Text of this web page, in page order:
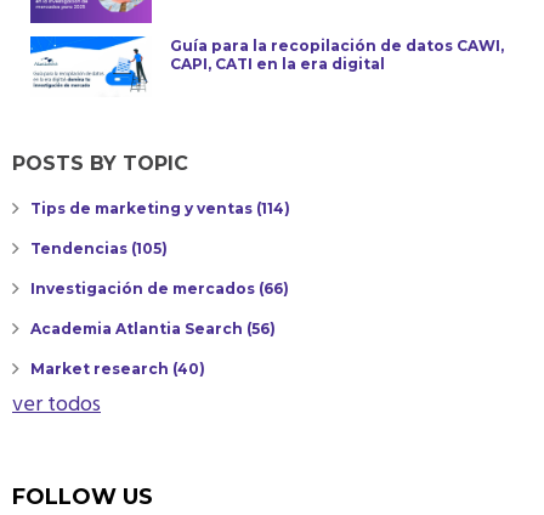
Guía para la recopilación de datos CAWI,
CAPI, CATI en la era digital
POSTS BY TOPIC
Tips de marketing y ventas (114)
Tendencias (105)
Investigación de mercados (66)
Academia Atlantia Search (56)
Market research (40)
ver todos
FOLLOW US